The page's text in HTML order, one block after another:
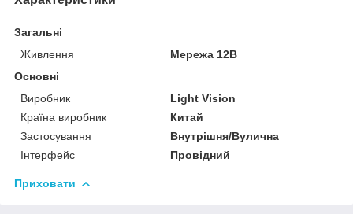
Загальні
Живлення
Мережа 12В
Основні
Виробник
Light Vision
Країна виробник
Китай
Застосування
Внутрішня/Вулична
Інтерфейс
Провідний
Приховати